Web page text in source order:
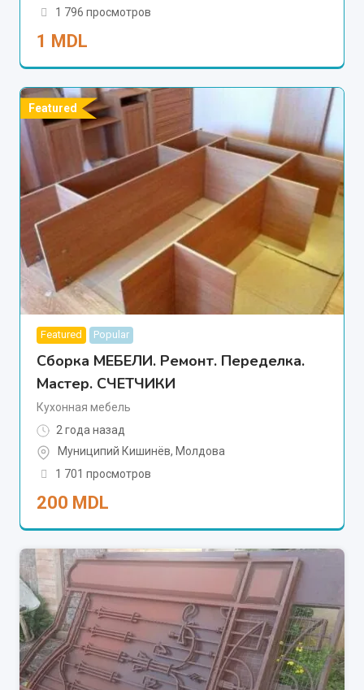
1 796 просмотров
1 MDL
Featured
Featured Popular
Сборка МЕБЕЛИ. Ремонт. Переделка.
Мастер. СЧЕТЧИКИ
Кухонная мебель
2 года назад
Муниципий Кишинёв, Молдова
1 701 просмотров
200 MDL